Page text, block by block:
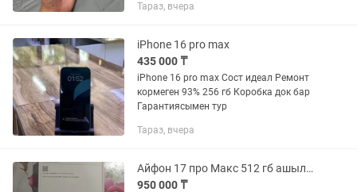
Тараз, вчера
iPhone 16 pro max
435 000 ₸
iPhone 16 pro max Сост идеал Ремонт
кормеген 93% 256 гб Коробка док бар
Гарантиясымен тур
Тараз, вчера
Айфон 17 про Макс 512 гб ашылмаған жап жаңа
950 000 ₸